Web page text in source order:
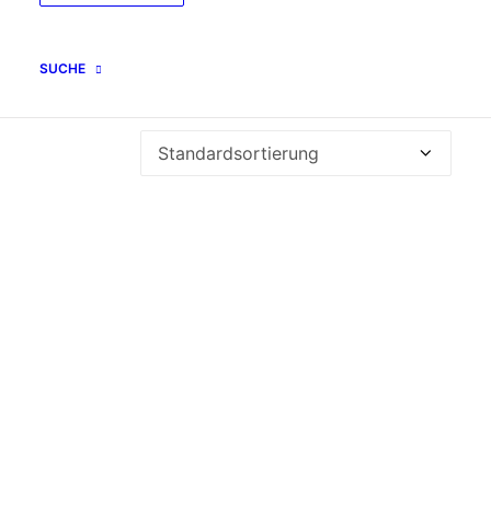
SUCHE
Einzelnes Ergebnis wird angezeigt